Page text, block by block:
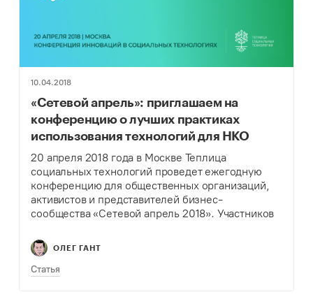
10.04.2018
«Сетевой апрель»: приглашаем на
конференцию о лучших практиках
использования технологий для НКО
20 апреля 2018 года в Москве Теплица
социальных технологий проведет ежегодную
конференцию для общественных организаций,
активистов и представителей бизнес-
сообщества «Сетевой апрель 2018». Участников
применении в некоммерческом секторе и
общественных проектах. Руководители НКО,
активисты,…
ОЛЕГ ГАНТ
Статья